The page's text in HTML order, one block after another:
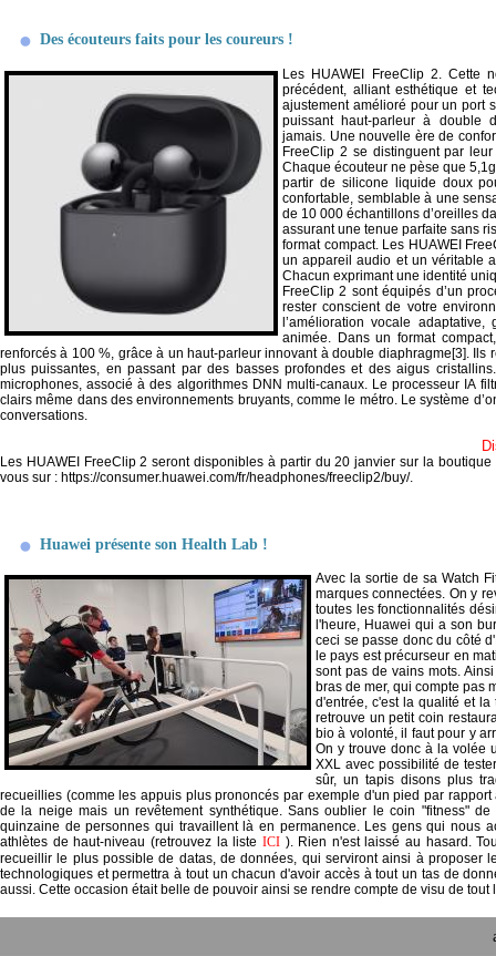
Des écouteurs faits pour les coureurs !
Les HUAWEI FreeClip 2. Cette
précédent, alliant esthétique et
ajustement amélioré pour un port
puissant haut-parleur à double
jamais. Une nouvelle ère de
FreeClip 2 se distinguent par
Chaque écouteur ne pèse que 5,1g
partir de silicone liquide doux
confortable, semblable à une
de 10 000 échantillons d’oreilles
assurant une tenue parfaite sans
format compact. Les HUAWEI
un appareil audio et un véritable
Chacun exprimant une identité
FreeClip 2 sont équipés d’un
rester conscient de votre
l’amélioration vocale
animée. Dans un format
renforcés à 100 %, grâce à un haut-parleur innovant à double diaphragme[3]. Ils
plus puissantes, en passant par des basses profondes et des aigus
microphones, associé à des algorithmes DNN multi-canaux. Le processeur IA
clairs même dans des environnements bruyants, comme le métro. Le système
conversations.
Les HUAWEI FreeClip 2 seront disponibles à partir du 20 janvier sur la
vous sur : https://consumer.huawei.com/fr/headphones/freeclip2/buy/.
Huawei présente son Health Lab !
Avec la sortie de sa Watch
marques connectées. On y
toutes les fonctionnalités
l'heure, Huawei qui a son
ceci se passe donc du côté
le pays est précurseur en
sont pas de vains mots.
bras de mer, qui compte pas
d'entrée, c'est la qualité et
retrouve un petit coin
bio à volonté, il faut pour y
On y trouve donc à la volée
XXL avec possibilité de
sûr, un tapis disons plus
recueillies (comme les appuis plus prononcés par exemple d'un pied par
de la neige mais un revêtement synthétique. Sans oublier le coin "fitness"
quinzaine de personnes qui travaillent là en permanence. Les gens qui nous
athlètes de haut-niveau (retrouvez la liste ICI ). Rien n'est laissé au hasard.
recueillir le plus possible de datas, de données, qui serviront ainsi à
technologiques et permettra à tout un chacun d'avoir accès à tout un tas de
aussi. Cette occasion était belle de pouvoir ainsi se rendre compte de visu de